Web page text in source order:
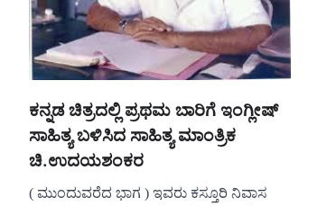
ಕನ್ನಡ ಚಿತ್ರದಲ್ಲಿ ಪ್ರಥಮ ಬಾರಿಗೆ ಇಂಗ್ಲೀಷ್
ಸಾಹಿತ್ಯ ಬಳಿಸಿದ ಸಾಹಿತ್ಯ ಮಾಂತ್ರಿಕ
ಚಿ.ಉದಯಶಂಕರ
( ಮುಂದುವರೆದ ಭಾಗ ) ಇವರು ಕಸ್ತೂರಿ ನಿವಾಸ